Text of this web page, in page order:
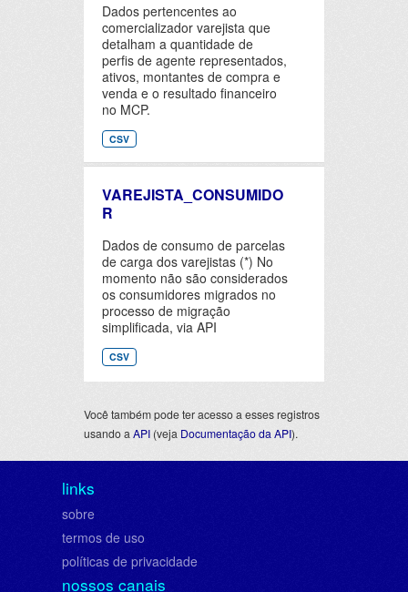
Dados pertencentes ao
comercializador varejista que
detalham a quantidade de
perfis de agente representados,
ativos, montantes de compra e
venda e o resultado financeiro
no MCP.
CSV
VAREJISTA_CONSUMIDO
R
Dados de consumo de parcelas
de carga dos varejistas (*) No
momento não são considerados
os consumidores migrados no
processo de migração
simplificada, via API
CSV
Você também pode ter acesso a esses registros
usando a API (veja Documentação da API).
links
sobre
termos de uso
políticas de privacidade
nossos canais